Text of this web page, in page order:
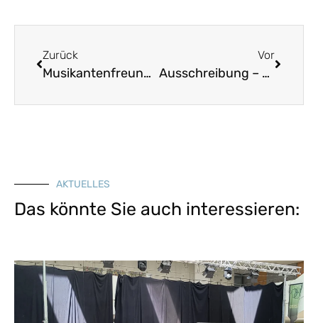
Zurück
Musikantenfreundliches Wirtshaus
Vor
Ausschreibung – Jugendpreis „Jugend macht Heimat!“ 2025
AKTUELLES
Das könnte Sie auch interessieren: